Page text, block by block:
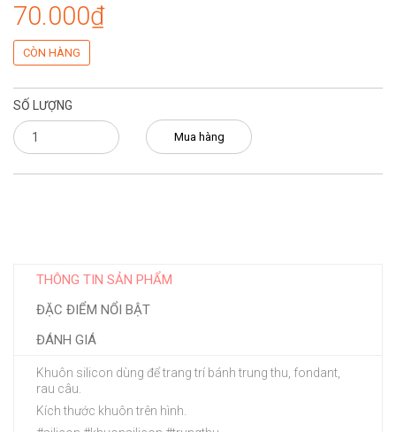
70.000₫
CÒN HÀNG
SỐ LƯỢNG
Mua hàng
THÔNG TIN SẢN PHẨM
ĐẶC ĐIỂM NỔI BẬT
ĐÁNH GIÁ
Khuôn silicon dùng để trang trí bánh trung thu, fondant,
rau câu.
Kích thước khuôn trên hình.